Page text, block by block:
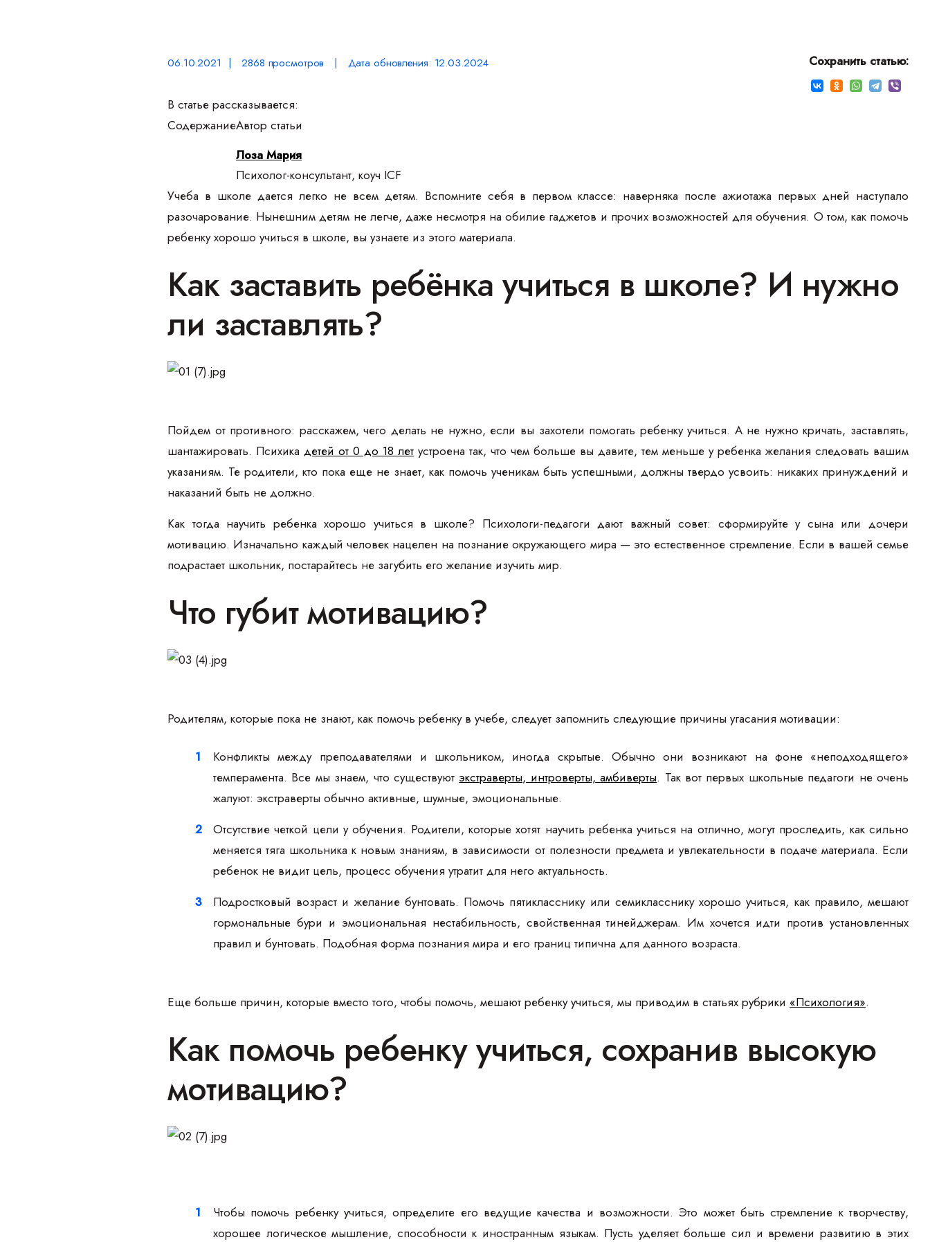
06.10.2021 | 2868 просмотров | Дата обновления: 12.03.2024 Сохранить статью:
В статье рассказывается:
СодержаниеАвтор статьи
Лоза Мария
Психолог-консультант, коуч ICF
Учеба в школе дается легко не всем детям. Вспомните себя в первом классе: наверняка после ажиотажа первых дней наступало
разочарование. Нынешним детям не легче, даже несмотря на обилие гаджетов и прочих возможностей для обучения. О том, как помочь
ребенку хорошо учиться в школе, вы узнаете из этого материала.
Как заставить ребёнка учиться в школе? И нужно
ли заставлять?
Пойдем от противного: расскажем, чего делать не нужно, если вы захотели помогать ребенку учиться. А не нужно кричать, заставлять,
шантажировать. Психика детей от 0 до 18 лет устроена так, что чем больше вы давите, тем меньше у ребенка желания следовать вашим
указаниям. Те родители, кто пока еще не знает, как помочь ученикам быть успешными, должны твердо усвоить: никаких принуждений и
наказаний быть не должно.
Как тогда научить ребенка хорошо учиться в школе? Психологи-педагоги дают важный совет: сформируйте у сына или дочери
мотивацию. Изначально каждый человек нацелен на познание окружающего мира — это естественное стремление. Если в вашей семье
подрастает школьник, постарайтесь не загубить его желание изучить мир.
Что губит мотивацию?
Родителям, которые пока не знают, как помочь ребенку в учебе, следует запомнить следующие причины угасания мотивации:
Конфликты между преподавателями и школьником, иногда скрытые. Обычно они возникают на фоне «неподходящего»
темперамента. Все мы знаем, что существуют экстраверты, интроверты, амбиверты. Так вот первых школьные педагоги не очень
жалуют: экстраверты обычно активные, шумные, эмоциональные.
Отсутствие четкой цели у обучения. Родители, которые хотят научить ребенка учиться на отлично, могут проследить, как сильно
меняется тяга школьника к новым знаниям, в зависимости от полезности предмета и увлекательности в подаче материала. Если
ребенок не видит цель, процесс обучения утратит для него актуальность.
Подростковый возраст и желание бунтовать. Помочь пятикласснику или семикласснику хорошо учиться, как правило, мешают
гормональные бури и эмоциональная нестабильность, свойственная тинейджерам. Им хочется идти против установленных
правил и бунтовать. Подобная форма познания мира и его границ типична для данного возраста.
Еще больше причин, которые вместо того, чтобы помочь, мешают ребенку учиться, мы приводим в статьях рубрики «Психология».
Как помочь ребенку учиться, сохранив высокую
мотивацию?
Чтобы помочь ребенку учиться, определите его ведущие качества и возможности. Это может быть стремление к творчеству,
хорошее логическое мышление, способности к иностранным языкам. Пусть уделяет больше сил и времени развитию в этих